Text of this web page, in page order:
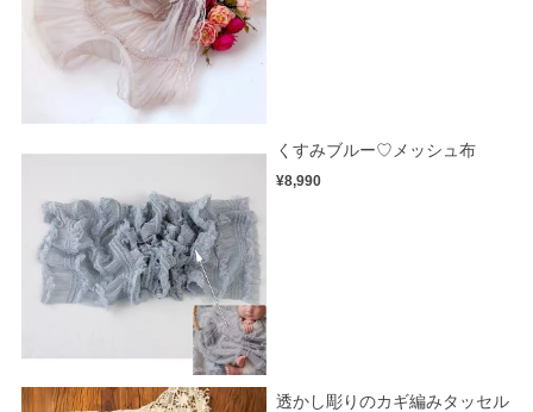
くすみブルー♡メッシュ布
¥8,990
透かし彫りのカギ編みタッセル